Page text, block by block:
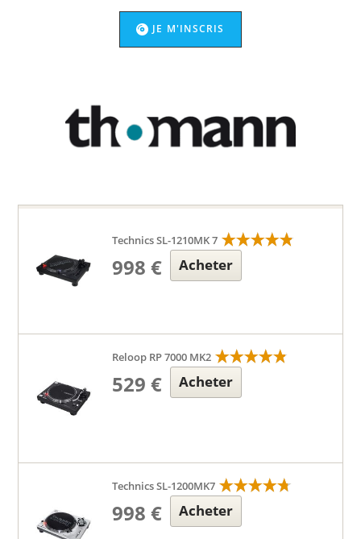
JE M'INSCRIS
Technics SL-1210MK 7
998 € Acheter
Reloop RP 7000 MK2
529 € Acheter
Technics SL-1200MK7
998 € Acheter